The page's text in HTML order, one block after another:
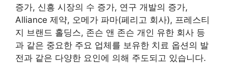
증가, 신흥 시장의 수 증가, 연구 개발의 증가,
Alliance 제약, 오메가 파마(페리고 회사), 프레스티
지 브랜드 홀딩스, 존슨 앤 존슨 개인 유한 회사 등
과 같은 중요한 주요 업체를 보유한 치료 옵션의 발
전과 같은 다양한 요인에 의해 주도되고 있습니다.